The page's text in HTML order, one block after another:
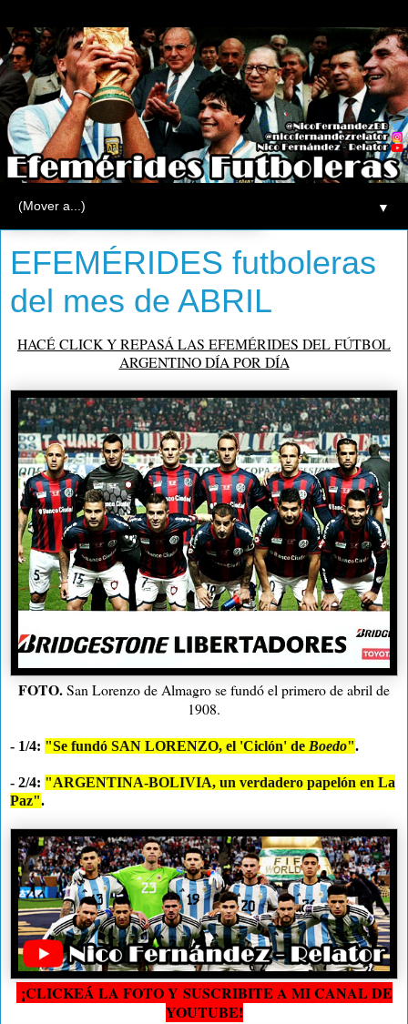
▼
miércoles, 31 de marzo de 2021
EFEMÉRIDES futboleras
del mes de ABRIL
HACÉ CLICK Y REPASÁ LAS EFEMÉRIDES DEL FÚTBOL
ARGENTINO DÍA POR DÍA
FOTO.San Lorenzo de Almagro se fundó el primero de abril de
1908.
- 1/4: "Se fundó SAN LORENZO, el 'Ciclón' de Boedo".
- 2/4: "ARGENTINA-BOLIVIA, un verdadero papelón en La
Paz".
¡CLICKEÁ LA FOTO Y SUSCRIBITE A MI CANAL DE
YOUTUBE!